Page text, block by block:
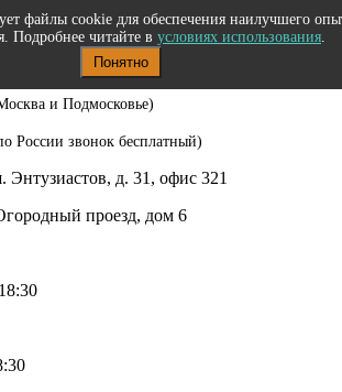
офисное оборудование
и Подмосковье)
России звонок бесплатный)
д. 31, офис 321
проезд, дом 6
файлы cookie для обеспечения наилучшего
Подробнее читайте в условиях использования.
Понятно